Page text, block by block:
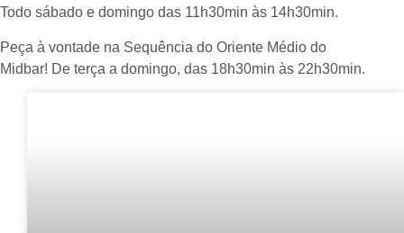
Todo sábado e domingo das 11h30min às 14h30min.
Peça à vontade na Sequência do Oriente Médio do
Midbar! De terça a domingo, das 18h30min às 22h30min.